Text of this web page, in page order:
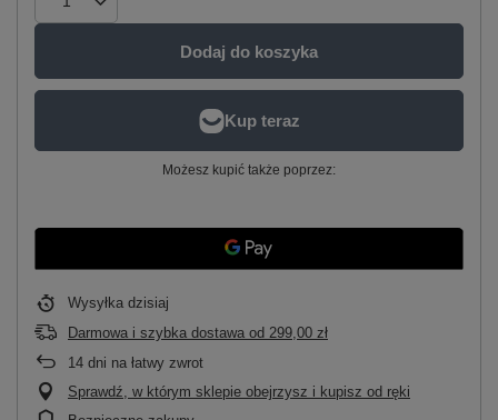
Dodaj do koszyka
Możesz kupić także poprzez:
Wysyłka dzisiaj
Darmowa i szybka dostawa od 299,00 zł
14 dni na łatwy zwrot
Sprawdź, w którym sklepie obejrzysz i kupisz od ręki